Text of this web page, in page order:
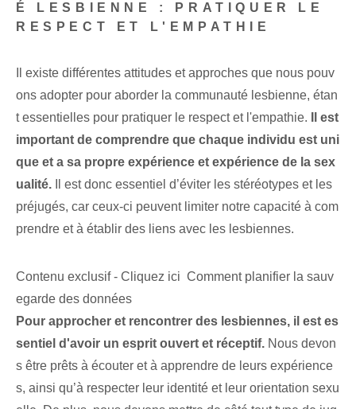
É LESBIENNE : PRATIQUER LE
RESPECT ET L'EMPATHIE
Il existe différentes attitudes ⁤et approches ⁢que nous pouv
ons adopter pour aborder la communauté lesbienne, étan
t essentielles pour pratiquer le respect et l'empathie.
Il est
important de comprendre que chaque individu est uni
que et a sa propre expérience et expérience de la sex
ualité. Il est donc essentiel d’éviter les stéréotypes et les
préjugés, car ceux-ci peuvent limiter notre capacité à com
prendre et à établir des liens avec les lesbiennes.
Contenu exclusif - Cliquez ici Comment planifier la sauv
egarde des données
Pour approcher et rencontrer des lesbiennes, il est es
sentiel d'avoir un esprit ouvert et réceptif. Nous devon
s être prêts à écouter et à apprendre de leurs expérience
s, ainsi qu’à respecter leur identité et leur orientation sexu